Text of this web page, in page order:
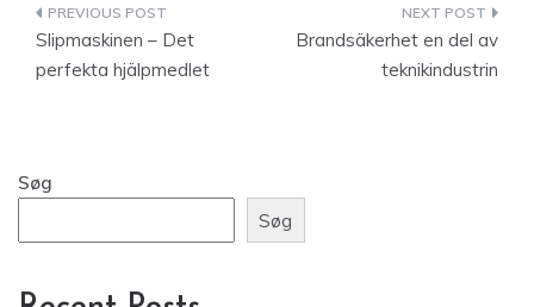
Indlægsnavigation
Slipmaskinen – Det
perfekta hjälpmedlet
Brandsäkerhet en del av
teknikindustrin
Søg
Søg